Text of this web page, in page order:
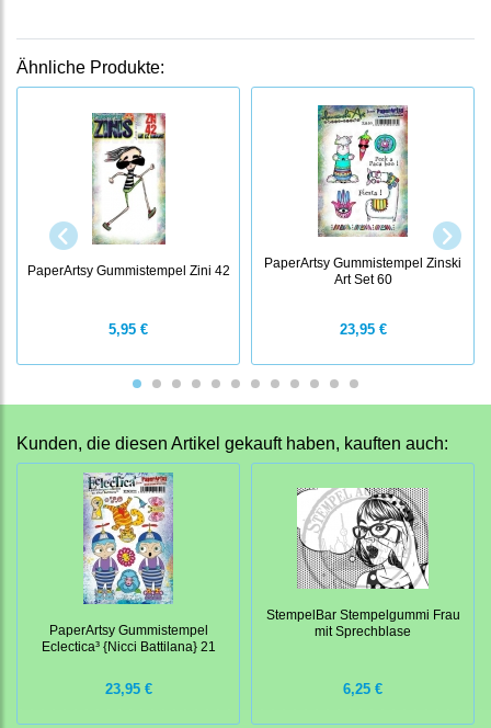
Ähnliche Produkte:
PaperArtsy Gummistempel Zini 42
5,95 €
PaperArtsy Gummistempel Zinski
Art Set 60
23,95 €
Kunden, die diesen Artikel gekauft haben, kauften auch:
PaperArtsy Gummistempel
Eclectica³ {Nicci Battilana} 21
23,95 €
StempelBar Stempelgummi Frau
mit Sprechblase
6,25 €